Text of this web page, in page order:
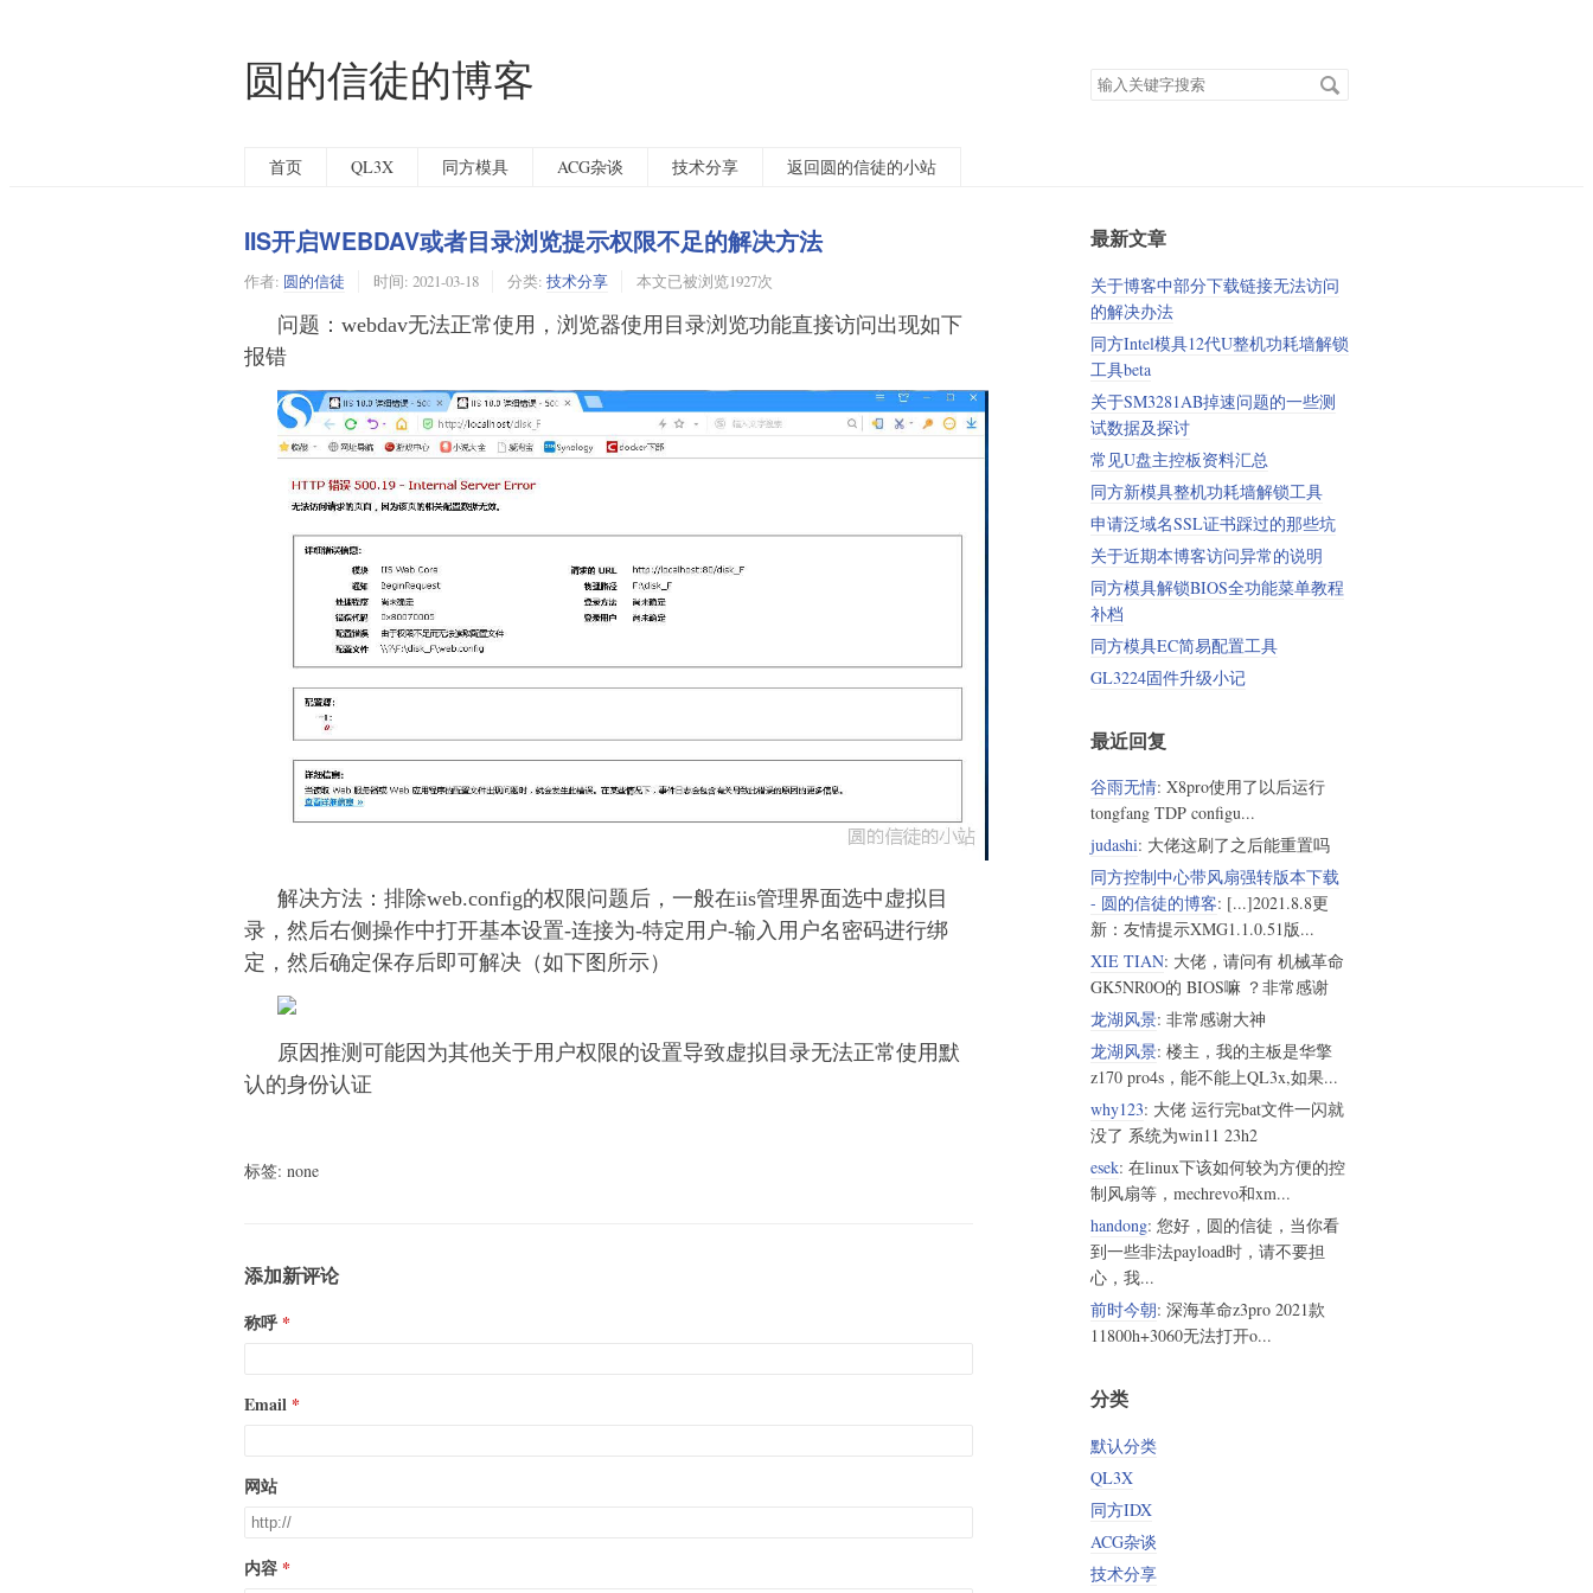
圆的信徒的博客
搜
首页 QL3X 同方模具 ACG杂谈 技术分享 返回圆的信徒的小站
IIS开启WEBDAV或者目录浏览提示权限不足的解决方法
作者: 圆的信徒 时间: 2021-03-18 分类: 技术分享 本文已被浏览1927次
问题：webdav无法正常使用，浏览器使用目录浏览功能直接访问出现如下
报错
解决方法：排除web.config的权限问题后，一般在iis管理界面选中虚拟目
录，然后右侧操作中打开基本设置-连接为-特定用户-输入用户名密码进行绑
定，然后确定保存后即可解决（如下图所示）
原因推测可能因为其他关于用户权限的设置导致虚拟目录无法正常使用默
认的身份认证
标签: none
添加新评论
称呼
Email
网站
内容
最新文章
关于博客中部分下载链接无法访问
的解决办法
同方Intel模具12代U整机功耗墙解锁
工具beta
关于SM3281AB掉速问题的一些测
试数据及探讨
常见U盘主控板资料汇总
同方新模具整机功耗墙解锁工具
申请泛域名SSL证书踩过的那些坑
关于近期本博客访问异常的说明
同方模具解锁BIOS全功能菜单教程
补档
同方模具EC简易配置工具
GL3224固件升级小记
最近回复
谷雨无情: X8pro使用了以后运行
tongfang TDP configu...
judashi: 大佬这刷了之后能重置吗
同方控制中心带风扇强转版本下载
- 圆的信徒的博客: [...]2021.8.8更
新：友情提示XMG1.1.0.51版...
XIE TIAN: 大佬，请问有 机械革命
GK5NR0O的 BIOS嘛 ？非常感谢
龙湖风景: 非常感谢大神
龙湖风景: 楼主，我的主板是华擎
z170 pro4s，能不能上QL3x,如果...
why123: 大佬 运行完bat文件一闪就
没了 系统为win11 23h2
esek: 在linux下该如何较为方便的控
制风扇等，mechrevo和xm...
handong: 您好，圆的信徒，当你看
到一些非法payload时，请不要担
心，我...
前时今朝: 深海革命z3pro 2021款
11800h+3060无法打开o...
分类
默认分类
QL3X
同方IDX
ACG杂谈
技术分享